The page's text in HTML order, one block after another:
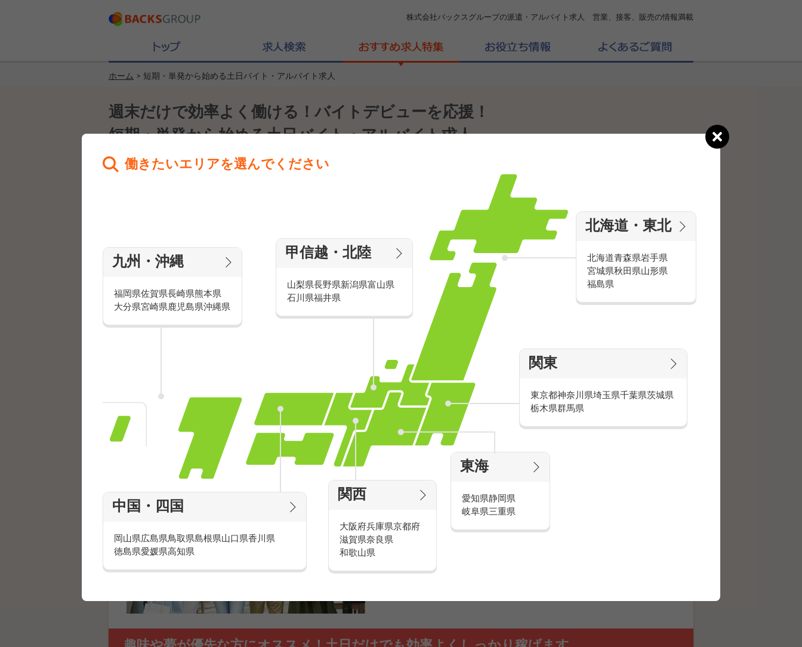
株式会社バックスグループの派遣・アルバイト求人 営業、接客、販売の情報満載
働きたいエリアを選んでください
北海道・東北
北海道青森県岩手県
宮城県秋田県山形県
福島県
関東
東京都神奈川県埼玉県千葉県茨城県
栃木県群馬県
東海
愛知県静岡県
岐阜県三重県
関西
大阪府兵庫県京都府
滋賀県奈良県
和歌山県
中国・四国
岡山県広島県鳥取県島根県山口県香川県
徳島県愛媛県高知県
九州・沖縄
福岡県佐賀県長崎県熊本県
大分県宮崎県鹿児島県沖縄県
甲信越・北陸
山梨県長野県新潟県富山県
石川県福井県
ホーム > 短期・単発から始める土日バイト・アルバイト求人
週末だけで効率よく働ける！バイトデビューを応援！
短期・単発から始める土日バイト・アルバイト求人
バイト・アルバイトの単発のお仕事だから学生でも働きやすい！
遊びやオシャレをもっと楽しみたい学生さん。
サークル活動に何かとお金がかかる学生さん。
バイトも沢山したいけど、授業もきちんと受けたい、そんな学生さんに好評なのが「土日限定バイト」です。
平日の授業の合間を縫って少しずつ稼ぐより、土日祝にまとめて稼いだ方が効率的と好評です。
平日は授業やサークル活動に専念して、土日祝だけで働く、そんなライフスタイルを持つ学生さんが増えています。
バイト・アルバイトのお仕事は休日短期のお仕事が多いのでWワーカーの方でも働きやす
い！
平日はコールセンター員、土日祝は携帯販売員。
平日はカフェの店員、土日祝はキャンペーンガール。
このように、平日のお仕事と土日祝のお仕事を掛け持ちしている方がたく
さんいます。平日と土日祝で切り分けると、シフトの管理がしやすいとこ
ろもポイントです。
「平日の仕事だけじゃ物足りない！」